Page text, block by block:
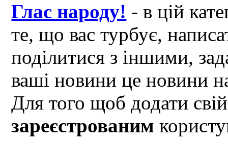
Глас народу! - в цій
те, що вас турбує,
поділитися з іншими,
ваші новини це новини
Для того щоб додати
зареєстрованим